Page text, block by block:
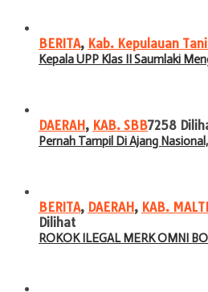
BERITA, Kab. Kepulauan
Kepala UPP Klas II Saumlaki
DAERAH, KAB. SBB7258
Pernah Tampil Di Ajang
BERITA, DAERAH, KAB.
Dilihat
ROKOK ILEGAL MERK OMNI